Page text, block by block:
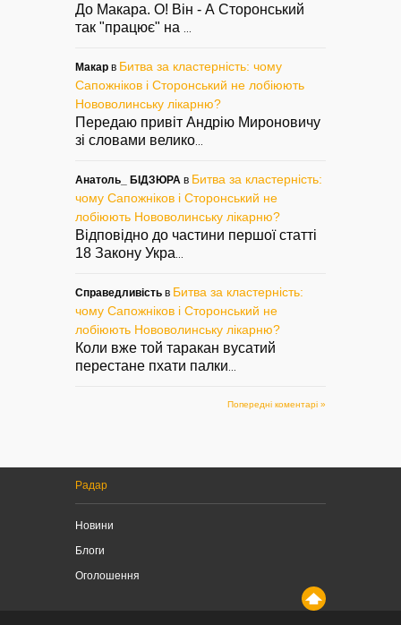
До Макара. О! Він - А Сторонський
так "працює" на ...
Макар в Битва за кластерність: чому
Сапожніков і Сторонський не лобіюють
Нововолинську лікарню?
Передаю привіт Андрію Мироновичу
зі словами велико...
Анатоль_ БІДЗЮРА в Битва за кластерність:
чому Сапожніков і Сторонський не
лобіюють Нововолинську лікарню?
Відповідно до частини першої статті
18 Закону Укра...
Справедливість в Битва за кластерність:
чому Сапожніков і Сторонський не
лобіюють Нововолинську лікарню?
Коли вже той таракан вусатий
перестане пхати палки...
Попередні коментарі »
Радар
Новини
Блоги
Оголошення